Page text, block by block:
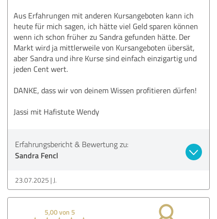
Aus Erfahrungen mit anderen Kursangeboten kann ich
heute für mich sagen, ich hätte viel Geld sparen können
wenn ich schon früher zu Sandra gefunden hätte. Der
Markt wird ja mittlerweile von Kursangeboten übersät,
aber Sandra und ihre Kurse sind einfach einzigartig und
jeden Cent wert.
DANKE, dass wir von deinem Wissen profitieren dürfen!
Jassi mit Hafistute Wendy
Erfahrungsbericht & Bewertung zu:
Sandra Fencl
23.07.2025 J.
5,00 von 5